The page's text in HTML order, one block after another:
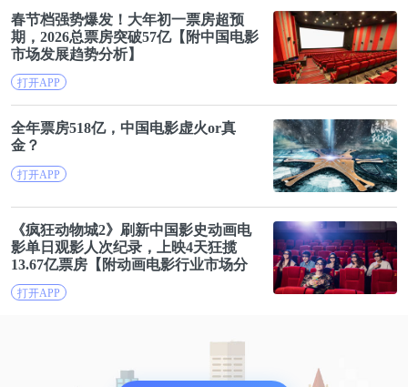
春节档强势爆发！大年初一票房超预
期，2026总票房突破57亿【附中国电影
市场发展趋势分析】
打开APP
全年票房518亿，中国电影虚火or真
金？
打开APP
《疯狂动物城2》刷新中国影史动画电
影单日观影人次纪录，上映4天狂揽
13.67亿票房【附动画电影行业市场分
析】
打开APP